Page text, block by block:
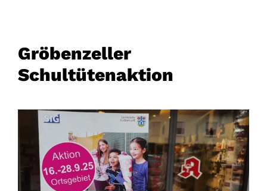
Gröbenzeller
Schultütenaktion